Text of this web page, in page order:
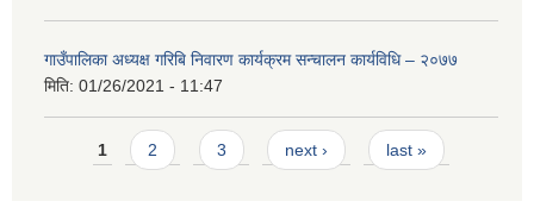
गाउँपालिका अध्यक्ष गरिबि निवारण कार्यक्रम सन्चालन कार्यविधि – २०७७
मिति: 01/26/2021 - 11:47
Pages
1 2 3 next › last »